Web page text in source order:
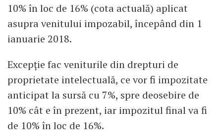
10% în loc de 16% (cota actuală) aplicat
asupra venitului impozabil, începând din 1
ianuarie 2018.
Excepţie fac veniturile din drepturi de
proprietate intelectuală, ce vor fi impozitate
anticipat la sursă cu 7%, spre deosebire de
10% cât e în prezent, iar impozitul final va fi
de 10% în loc de 16%.